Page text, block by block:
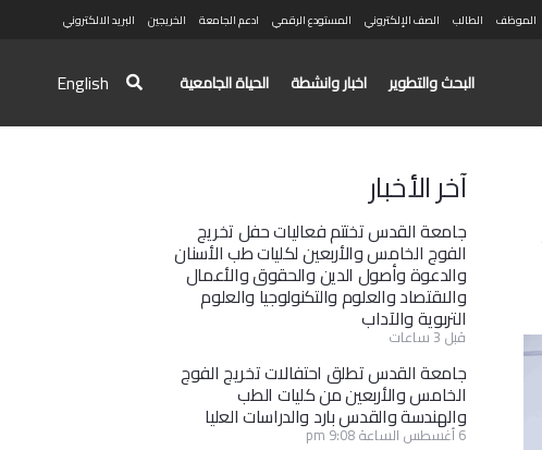
الموظف الطالب الصف الإلكتروني المستودع الرقمي ادعم الجامعة الخريجين البريد الالكتروني
البحث والتطوير اخبار وانشطة الحياة الجامعية English
آخر الأخبار
جامعة القدس تختتم فعاليات حفل تخريج
الفوج الخامس والأربعين لكليات طب الأسنان
والدعوة وأصول الدين والحقوق والأعمال
والاقتصاد والعلوم والتكنولوجيا والعلوم
التربوية والآداب
قبل 3 ساعات
جامعة القدس تطلق احتفالات تخريج الفوج
الخامس والأربعين من كليات الطب
والهندسة والقدس بارد والدراسات العليا
6 أغسطس الساعة 9:08 pm